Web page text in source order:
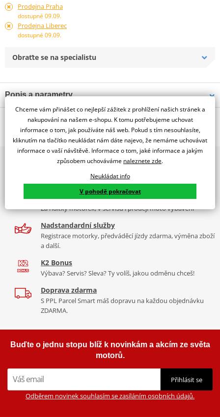
Prodejna Praha
dostupné 09.09.
Prodejna Liberec
dostupné 09.09.
Obraťte se na specialistu
Popis a parametry
Jsme autorizovaný
dealer značky PUIG
WINDSHIELD CITY TOURING PEUGEOT VIVACITY 04-08'C/H
Tabulka velikostí
Co když mi to nebude
O výrobci
PUIG byl založen v roce 1964 ve Španělsku. Vyrábí se ve městě
Granollers poblíž Barcelony na ploše 8 000 m² v objektu, který se
dělí na 3 části: komerční, odlitkovou a kovových součástek. Již 40
let se účastní nejslavnějších závodů motocyklů po celém světě. V
naší nabídce naleznete doplňky a příslušenství například: plexi,
padací protektory a mnoho dalšího.
Zobrazit všechny produktyznačky PUIG
2x multibrand showroom
díly, to vše v Praze a Liberci
Více než 30 let zkušeností
Za řídítky motorek, v servisu i prodeji moto vybavení
Nadstandardní služby
Registrace motorky, předváděcí jízdy zdarma, výměna zboží
a další.
K2 Bonus
Výbava? Servis? Sleva? Ty volíš, jakou odměnu chceš!
Doprava zdarma
S PPL Parcel Smart máš dopravu na každou objednávku
ZDARMA.
Buďte o jednu stopu blíž k novinkám a akcím ze světa
motorů.
Přihlásit se
Odběrem novinek souhlasím se zasíláním osobních údajů.
Chceme vám přinášet co nejlepší zážitek z prohlížení našich stránek a
nakupování na našem e-shopu. K tomu potřebujeme uchovat
informace o tom, jak používáte náš web. Pokud s tím nesouhlasíte,
kliknutím na tlačítko neukládat nám dáte najevo, že nemáme uchovávat
informace o vaší návštěvě. Informace o tom, jaké informace a jakým
způsobem uchováváme naleznete zde.
Neukládat info
V pohodě pokračovat